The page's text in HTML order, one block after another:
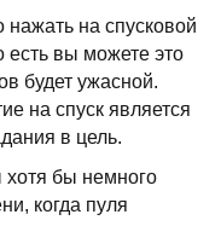
нажать на спусковой
есть вы можете это
будет ужасной.
на спуск является
в цель.
хотя бы немного
когда пуля